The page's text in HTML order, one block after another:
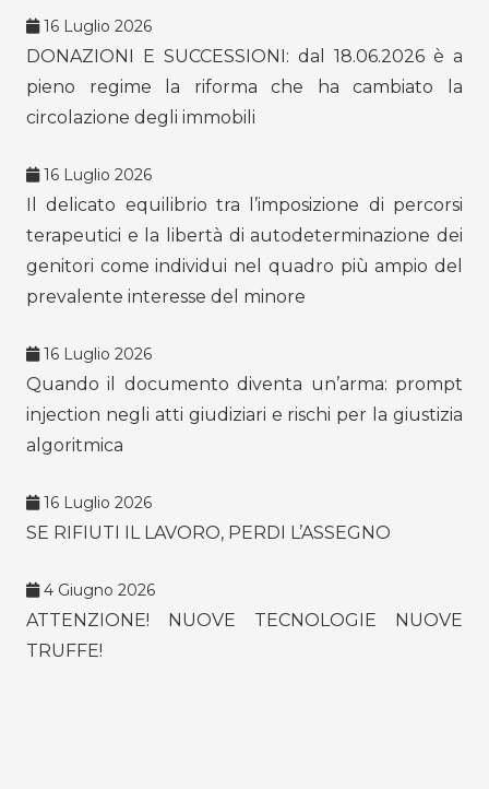
16 Luglio 2026
DONAZIONI E SUCCESSIONI: dal 18.06.2026 è a
pieno regime la riforma che ha cambiato la
circolazione degli immobili
16 Luglio 2026
Il delicato equilibrio tra l’imposizione di percorsi
terapeutici e la libertà di autodeterminazione dei
genitori come individui nel quadro più ampio del
prevalente interesse del minore
16 Luglio 2026
Quando il documento diventa un’arma: prompt
injection negli atti giudiziari e rischi per la giustizia
algoritmica
16 Luglio 2026
SE RIFIUTI IL LAVORO, PERDI L’ASSEGNO
4 Giugno 2026
ATTENZIONE! NUOVE TECNOLOGIE NUOVE
TRUFFE!